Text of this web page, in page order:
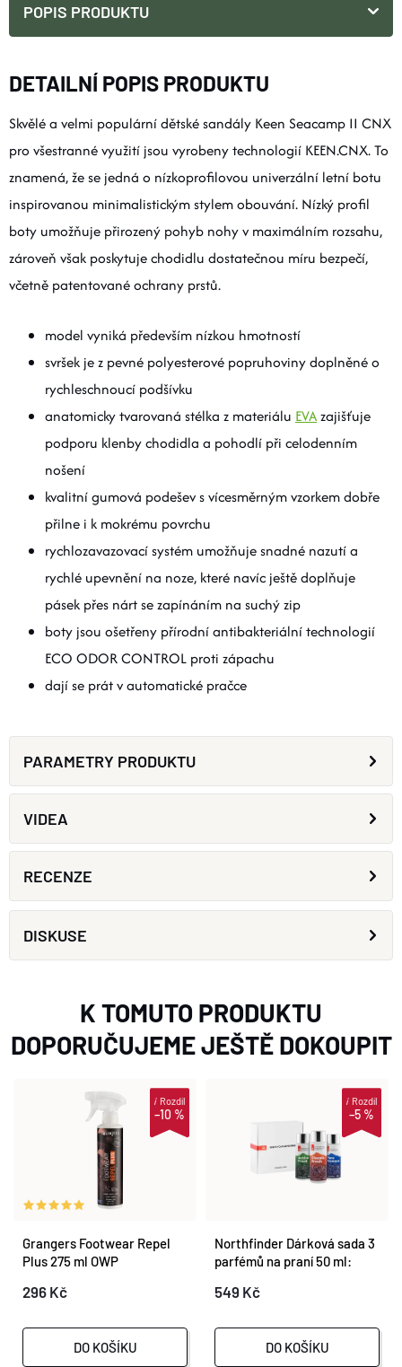
POPIS PRODUKTU
DETAILNÍ POPIS PRODUKTU
Skvělé a velmi populární dětské sandály Keen Seacamp II CNX
pro všestranné využití jsou vyrobeny technologií KEEN.CNX. To
znamená, že se jedná o nízkoprofilovou univerzální letní botu
inspirovanou minimalistickým stylem obouvání. Nízký profil
boty umožňuje přirozený pohyb nohy v maximálním rozsahu,
zároveň však poskytuje chodidlu dostatečnou míru bezpečí,
včetně patentované ochrany prstů.
model vyniká především nízkou hmotností
svršek je z pevné polyesterové popruhoviny doplněné o
rychleschnoucí podšívku
anatomicky tvarovaná stélka z materiálu EVAzajišťuje
podporu klenby chodidla a pohodlí při celodenním
nošení
kvalitní gumová podešev s vícesměrným vzorkem dobře
přilne i k mokrému povrchu
rychlozavazovací systém umožňuje snadné nazutí a
rychlé upevnění na noze, které navíc ještě doplňuje
pásek přes nárt se zapínáním na suchý zip
boty jsou ošetřeny přírodní antibakteriální technologií
ECO ODOR CONTROL proti zápachu
dají se prát v automatické pračce
PARAMETRY PRODUKTU
VIDEA
RECENZE
DISKUSE
K TOMUTO PRODUKTU
DOPORUČUJEME JEŠTĚ DOKOUPIT
–10 %
iRozdíl
Grangers Footwear Repel
Plus 275 ml OWP
296 Kč
DO KOŠÍKU
–5 %
iRozdíl
Northfinder Dárková sada 3
parfémů na praní 50 ml:
FRESH + PURE ESSENCE
549 Kč
DO KOŠÍKU